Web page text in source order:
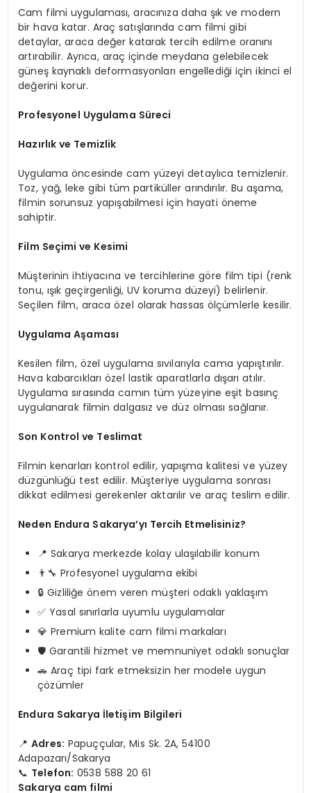
Cam filmi uygulaması, aracınıza daha şık ve modern
bir hava katar. Araç satışlarında cam filmi gibi
detaylar, araca değer katarak tercih edilme oranını
artırabilir. Ayrıca, araç içinde meydana gelebilecek
güneş kaynaklı deformasyonları engellediği için ikinci el
değerini korur.
Profesyonel Uygulama Süreci
Hazırlık ve Temizlik
Uygulama öncesinde cam yüzeyi detaylıca temizlenir.
Toz, yağ, leke gibi tüm partiküller arındırılır. Bu aşama,
filmin sorunsuz yapışabilmesi için hayati öneme
sahiptir.
Film Seçimi ve Kesimi
Müşterinin ihtiyacına ve tercihlerine göre film tipi (renk
tonu, ışık geçirgenliği, UV koruma düzeyi) belirlenir.
Seçilen film, araca özel olarak hassas ölçümlerle kesilir.
Uygulama Aşaması
Kesilen film, özel uygulama sıvılarıyla cama yapıştırılır.
Hava kabarcıkları özel lastik aparatlarla dışarı atılır.
Uygulama sırasında camın tüm yüzeyine eşit basınç
uygulanarak filmin dalgasız ve düz olması sağlanır.
Son Kontrol ve Teslimat
Filmin kenarları kontrol edilir, yapışma kalitesi ve yüzey
düzgünlüğü test edilir. Müşteriye uygulama sonrası
dikkat edilmesi gerekenler aktarılır ve araç teslim edilir.
Neden Endura Sakarya’yı Tercih Etmelisiniz?
📍 Sakarya merkezde kolay ulaşılabilir konum
👨‍🔧 Profesyonel uygulama ekibi
🔒 Gizliliğe önem veren müşteri odaklı yaklaşım
✅ Yasal sınırlarla uyumlu uygulamalar
💎 Premium kalite cam filmi markaları
🛡️ Garantili hizmet ve memnuniyet odaklı sonuçlar
🚗 Araç tipi fark etmeksizin her modele uygun
çözümler
Endura Sakarya İletişim Bilgileri
📍Adres: Papuççular, Mis Sk. 2A, 54100
Adapazarı/Sakarya
📞 Telefon: 0538 588 20 61
Sakarya cam filmi